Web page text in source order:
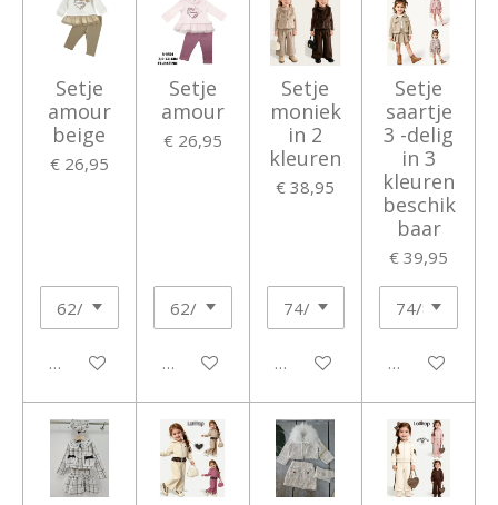
Setje
amour
beige
€ 26,95
In winkelwagen
Setje
amour
€ 26,95
In winkelwagen
Setje
moniek
in 2
kleuren
€ 38,95
In winkelwagen
Setje
saartje
3 -delig
in 3
kleuren
beschik
baar
€ 39,95
In